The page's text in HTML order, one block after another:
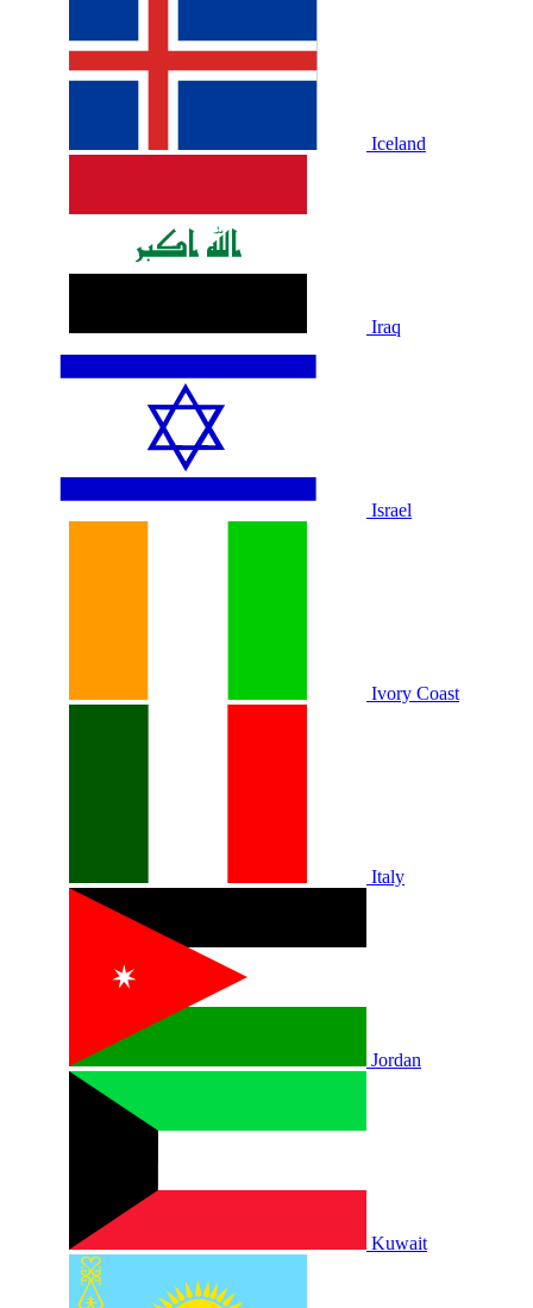
Iceland
Iraq
Israel
Ivory Coast
Italy
Jordan
Kuwait